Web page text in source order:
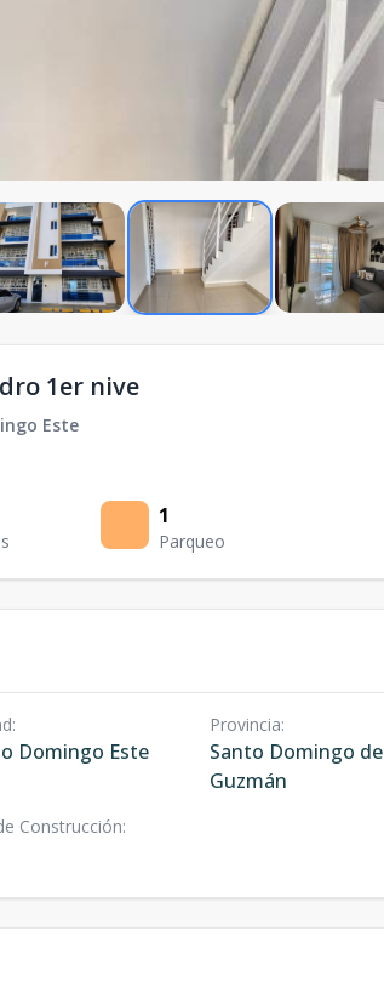
1er nive
Este
1
Parqueo
:
Domingo Este
Provincia:
Santo Domingo de
Guzmán
Construcción: